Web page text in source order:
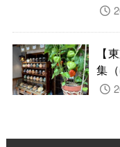
【
集